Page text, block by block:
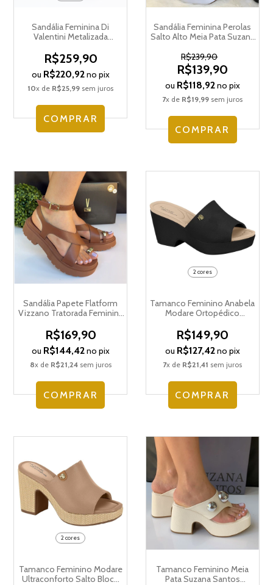
Sandália Feminina Di
Valentini Metalizada
R$259,90
ou R$220,92no pix
10x de R$25,99 sem juros
COMPRAR
Sandália Feminina Perolas
Salto Alto Meia Pata Suzana
R$239,90
R$139,90
ou R$118,92no pix
7x de R$19,99 sem juros
COMPRAR
Sandália Papete Flatform
Vizzano Tratorada Feminina
R$169,90
ou R$144,42no pix
8x de R$21,24sem juros
COMPRAR
2 cores
Tamanco Feminino Anabela
Modare Ortopédico
R$149,90
ou R$127,42no pix
7x de R$21,41 sem juros
COMPRAR
2 cores
Tamanco Feminino Modare
Ultraconforto Salto Bloco
Tamanco Feminino Meia
Pata Suzana Santos